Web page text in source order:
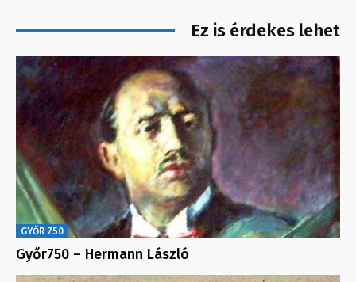
Ez is érdekes lehet
GYŐR 750
Győr750 – Hermann László